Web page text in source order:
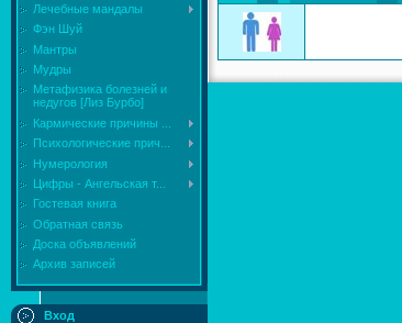
Лечебные мандалы
Фэн Шуй
Мантры
Мудры
Mетафизика болезней и
недугов [Лиз Бурбо]
Кармические причины ...
Психологические прич...
Нумерология
Цифры - Ангельская т...
Гостевая книга
Обратная связь
Доска объявлений
Архив записей
Вход